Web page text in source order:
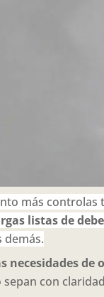
más controlas
listas de
demás.
necesidades de
con